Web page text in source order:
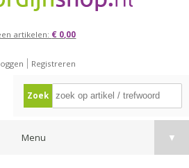
artikelen: € 0,00
Registreren
Zoek
Menu ▼